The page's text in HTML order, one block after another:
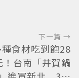
下一篇 →
食材吃到飽28
！台南「井賀鍋